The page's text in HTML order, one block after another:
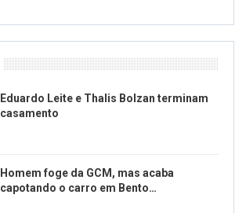
Eduardo Leite e Thalis Bolzan terminam
casamento
Homem foge da GCM, mas acaba
capotando o carro em Bento…